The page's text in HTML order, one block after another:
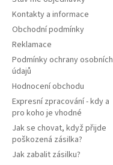
Kontakty a informace
Obchodní podmínky
Reklamace
Podmínky ochrany osobních
údajů
Hodnocení obchodu
Expresní zpracování - kdy a
pro koho je vhodné
Jak se chovat, když přijde
poškozená zásilka?
Jak zabalit zásilku?